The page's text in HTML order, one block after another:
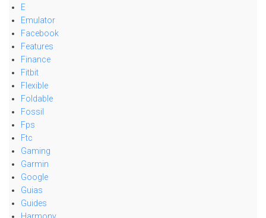
E
Emulator
Facebook
Features
Finance
Fitbit
Flexible
Foldable
Fossil
Fps
Ftc
Gaming
Garmin
Google
Guias
Guides